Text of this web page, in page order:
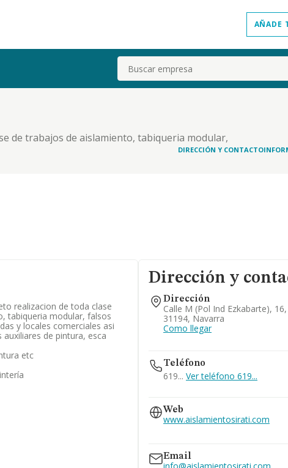
AÑADE
Buscar
de trabajos de aislamiento, tabiqueria modular,
asi como ejecucion de oficios auxiliares deDIRECCIÓN Y CONTACTO
realizacion de toda clase
tabiqueria modular, falsos
y locales comerciales asi
de pintura, esca
etc
Dirección y
Dirección
Calle M (pol Ind Ezkabarte),
31194, Navarra
Como llegar
Teléfono
619... Ver teléfono 619...
948333068
Web
www.aislamientosirati.com
Email